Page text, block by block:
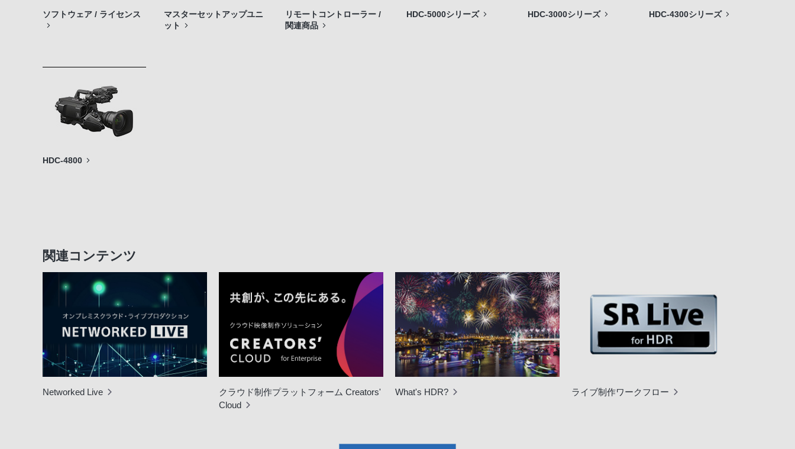
ソフトウェア / ライセンス
マスターセットアップユニ
ット
リモートコントローラー /
関連商品
HDC-5000シリーズ HDC-3000シリーズ HDC-4300シリーズ
HDC-4800
関連コンテンツ
Networked Live
クラウド制作プラットフォーム Creators'
Cloud
What's HDR? ライブ制作ワークフロー